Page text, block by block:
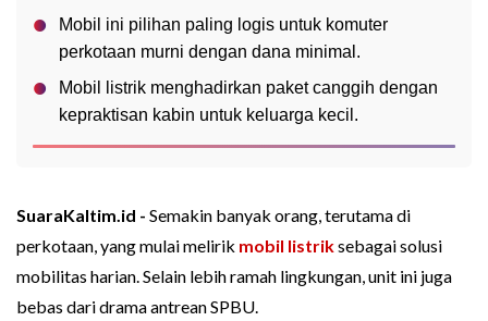
Mobil ini pilihan paling logis untuk komuter
perkotaan murni dengan dana minimal.
Mobil listrik menghadirkan paket canggih dengan
kepraktisan kabin untuk keluarga kecil.
SuaraKaltim.id - Semakin banyak orang, terutama di
perkotaan, yang mulai melirik mobil listriksebagai solusi
mobilitas harian. Selain lebih ramah lingkungan, unit ini juga
bebas dari drama antrean SPBU.